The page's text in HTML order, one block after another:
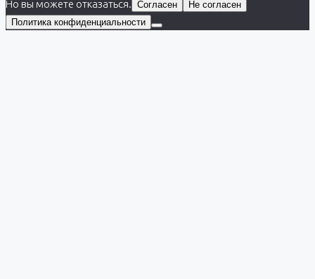
Но вы можете отказаться. Согласен
Не согласен
Политика конфиденциальности